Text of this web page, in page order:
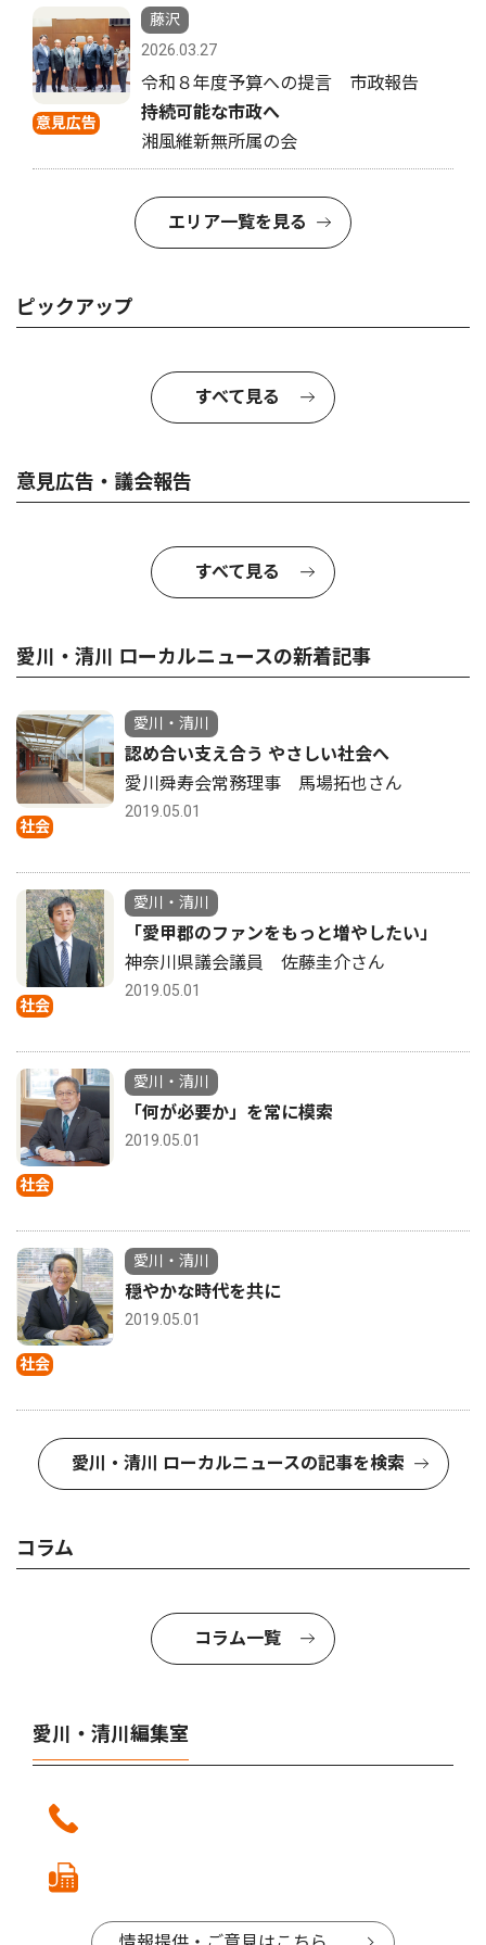
意見広告
藤沢
2026.03.27
令和８年度予算への提言 市政報告
持続可能な市政へ
湘風維新無所属の会
エリア一覧を見る
ピックアップ
すべて見る
意見広告・議会報告
すべて見る
愛川・清川 ローカルニュースの新着記事
社会
愛川・清川
認め合い支え合う やさしい社会へ
愛川舜寿会常務理事 馬場拓也さん
2019.05.01
社会
愛川・清川
「愛甲郡のファンをもっと増やしたい」
神奈川県議会議員 佐藤圭介さん
2019.05.01
社会
愛川・清川
「何が必要か」を常に模索
2019.05.01
社会
愛川・清川
穏やかな時代を共に
2019.05.01
愛川・清川 ローカルニュースの記事を検索
コラム
コラム一覧
愛川・清川編集室